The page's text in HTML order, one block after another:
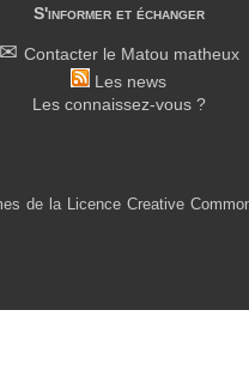
S'informer et échanger
Contacter le Matou matheux
Les news
Les connaissez-vous ?
de la Licence Creative